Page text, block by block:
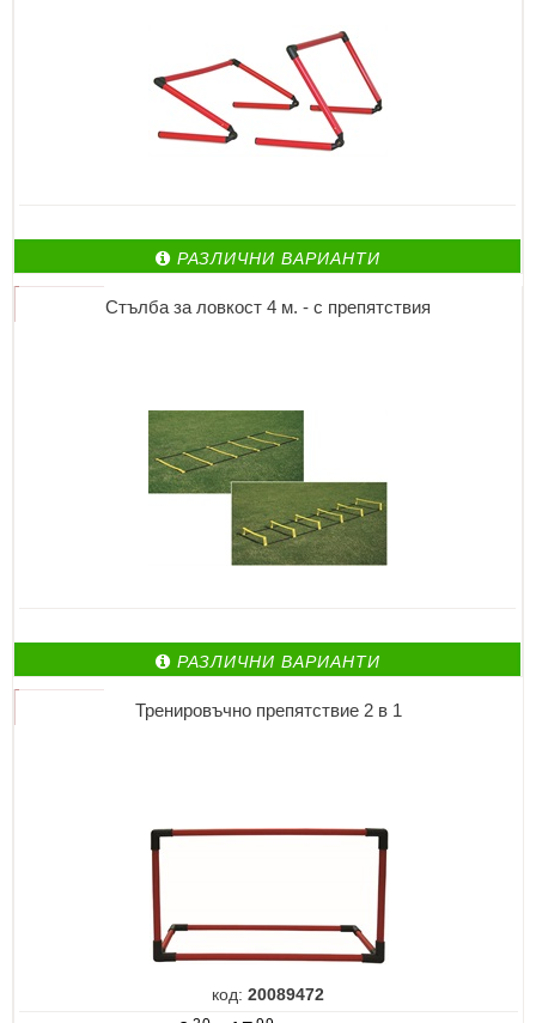
РАЗЛИЧНИ ВАРИАНТИ
Стълба за ловкост 4 м. - с препятствия
РАЗЛИЧНИ ВАРИАНТИ
Тренировъчно препятствие 2 в 1
код:20089472